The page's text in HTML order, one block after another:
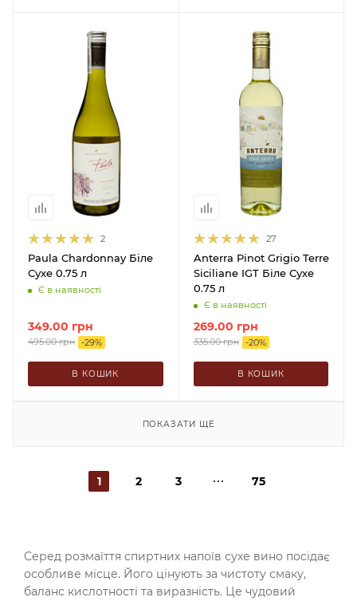
Серед розмаїття спиртних напоїв сухе вино посідає
особливе місце. Його цінують за чистоту смаку,
баланс кислотності та виразність. Це чудовий
2
Paula Chardonnay Біле
Сухе 0.75 л
Є в наявності
349.00 грн
495.00грн -29%
В КОШИК
27
Anterra Pinot Grigio Terre
Siciliane IGT Біле Сухе
0.75 л
Є в наявності
269.00 грн
335.00грн -20%
В КОШИК
ПОКАЗАТИ ЩЕ
1 2 3 75